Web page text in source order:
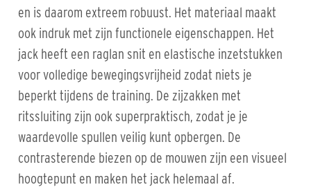
en is daarom extreem robuust. Het materiaal maakt
ook indruk met zijn functionele eigenschappen. Het
jack heeft een raglan snit en elastische inzetstukken
voor volledige bewegingsvrijheid zodat niets je
beperkt tijdens de training. De zijzakken met
ritssluiting zijn ook superpraktisch, zodat je je
waardevolle spullen veilig kunt opbergen. De
contrasterende biezen op de mouwen zijn een visueel
hoogtepunt en maken het jack helemaal af.